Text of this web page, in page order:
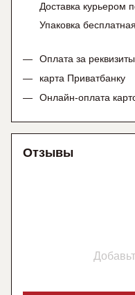
Доставка курьером
Упаковка
Оплата за реквизиты
карта Приватбанку
Онлайн-оплата
Отзывы